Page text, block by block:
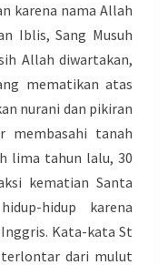
karena nama Allah
Iblis, Sang Musuh
Allah diwartakan,
mematikan atas
nurani dan pikiran
membasahi tanah
lima tahun lalu, 30
kematian Santa
hidup karena
Kata-kata St
terlontar dari mulut